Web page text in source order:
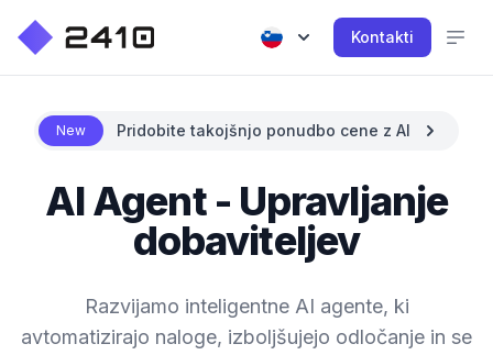
Kontakti
New Pridobite takojšnjo ponudbo cene z AI
AI Agent - Upravljanje
dobaviteljev
Razvijamo inteligentne AI agente, ki
avtomatizirajo naloge, izboljšujejo odločanje in se